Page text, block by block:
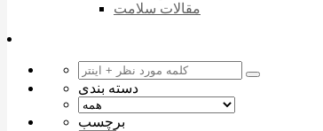
مقالات سلامت
دسته بندی
برچسب